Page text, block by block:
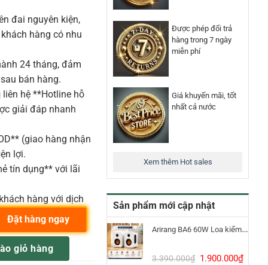
Được phép đổi trả
hàng trong 7 ngày
miễn phí
Giá khuyến mãi, tốt
nhất cả nước
Xem thêm Hot sales
Sản phẩm mới cập nhật
Arirang BA6 60W Loa kiểm âm Bluetooth 5.3
3.390.000₫ Giá
1.900.000₫Giá
đai nguyên kiện,
hàng có nhu
24 tháng, đảm
bán hàng.
hệ **Hotline hỗ
giải đáp nhanh
(giao hàng nhận
lợi.
tín dụng** với lãi
hàng với dịch
ứng delay tạo lặp tiếng số lượng
giỏ hàng
Đặt hàng ngay